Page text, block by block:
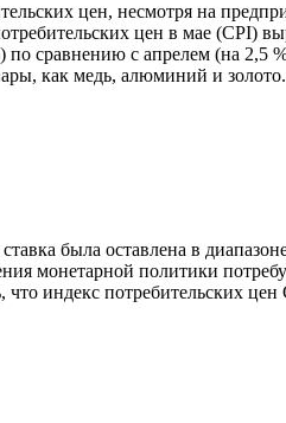
цен, несмотря на
цен в мае (CPI)
сравнению с апрелем (на 2,5
как медь, алюминий и золото.
была оставлена в
монетарной политики
индекс потребительских